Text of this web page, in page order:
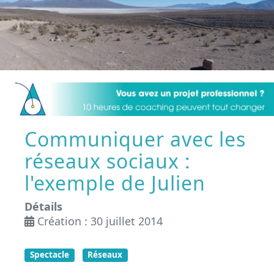
Communiquer avec les
réseaux sociaux :
l'exemple de Julien
Détails
Création : 30 juillet 2014
Spectacle Réseaux